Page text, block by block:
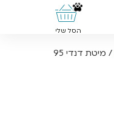
0
הסל שלי
/ מיטת דנדי 95